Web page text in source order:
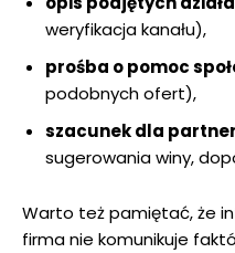
weryfikacja kanału),
prośba o pomoc
podobnych ofert),
szacunek dla
sugerowania winy,
Warto też pamiętać, że
firma nie komunikuje